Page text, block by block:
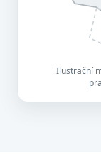
Ilustrační